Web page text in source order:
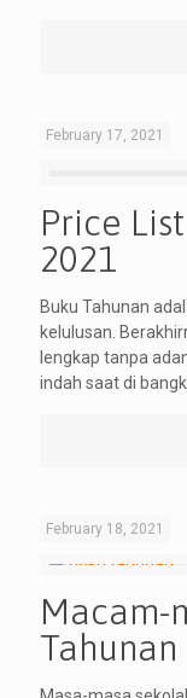
February 17, 2021
Price
2021
Buku Tahunan
kelulusan.
lengkap tanpa
indah saat di
February 18, 2021
Macam-
Tahunan